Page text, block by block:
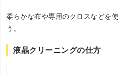
柔らかな布や専用のクロスなどを
う。
液晶クリーニングの仕方